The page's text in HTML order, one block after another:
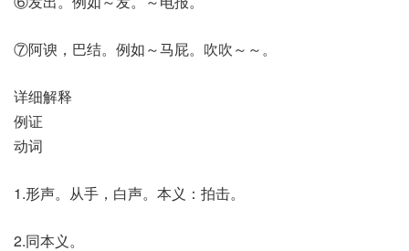
⑦阿谀，巴结。例如～马屁。吹吹～～。
详细解释
例证
动词
1.形声。从手，白声。本义：拍击。
2.同本义。